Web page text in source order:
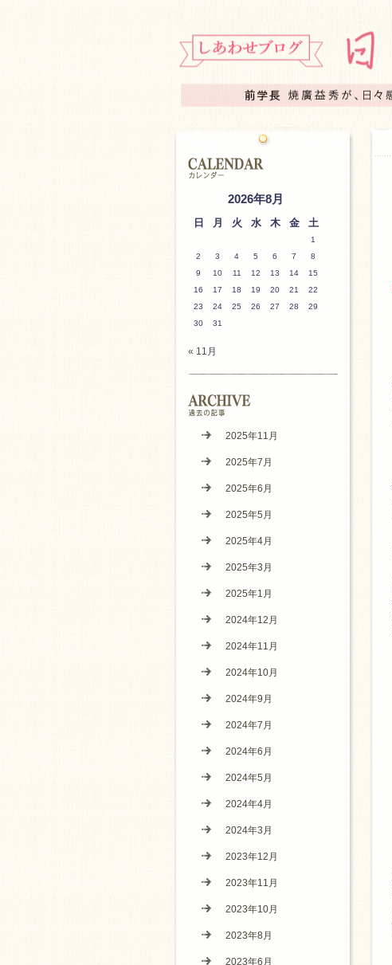
2026年8月
日 月 火 水 木 金 土
1
2
3 4 5 6 7
8
9
10 11 12 13 14
15
16
17 18 19 20 21
22
23
24 25 26 27 28
29
30
31
« 11月
2025年11月
2025年7月
2025年6月
2025年5月
2025年4月
2025年3月
2025年1月
2024年12月
2024年11月
2024年10月
2024年9月
2024年7月
2024年6月
2024年5月
2024年4月
2024年3月
2023年12月
2023年11月
2023年10月
2023年8月
2023年6月